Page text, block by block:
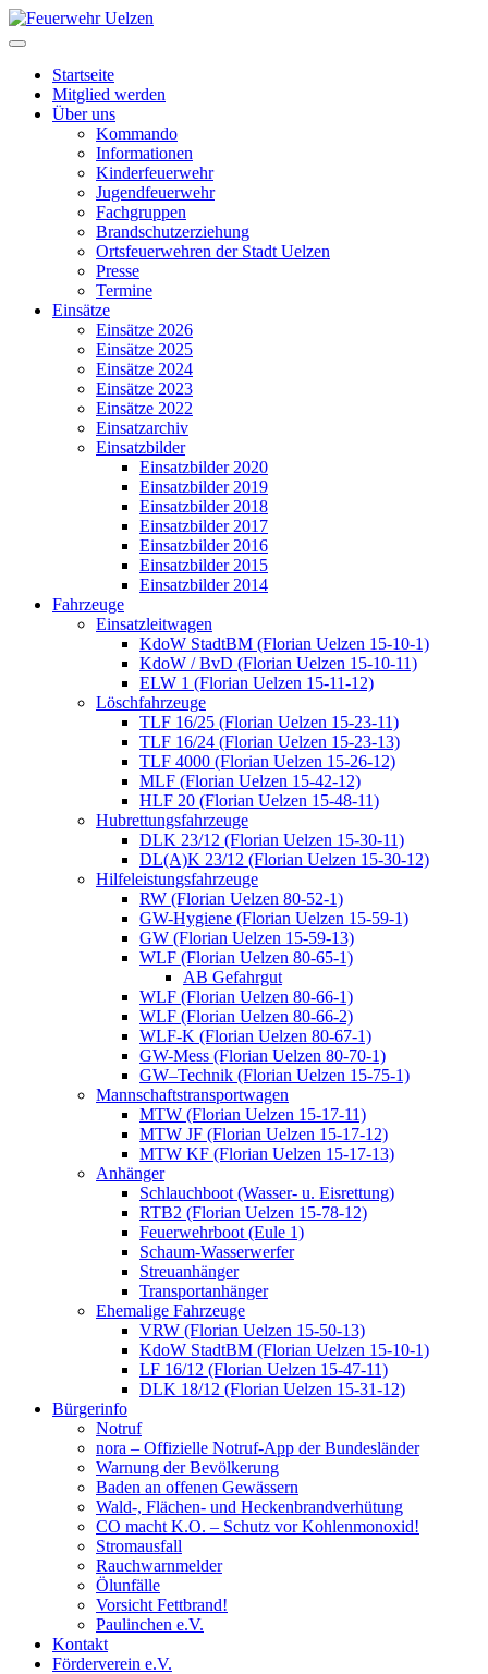
Startseite
Mitglied werden
Über uns
Kommando
Informationen
Kinderfeuerwehr
Jugendfeuerwehr
Fachgruppen
Brandschutzerziehung
Ortsfeuerwehren der Stadt Uelzen
Presse
Termine
Einsätze
Einsätze 2026
Einsätze 2025
Einsätze 2024
Einsätze 2023
Einsätze 2022
Einsatzarchiv
Einsatzbilder
Einsatzbilder 2020
Einsatzbilder 2019
Einsatzbilder 2018
Einsatzbilder 2017
Einsatzbilder 2016
Einsatzbilder 2015
Einsatzbilder 2014
Fahrzeuge
Einsatzleitwagen
KdoW StadtBM (Florian Uelzen 15-10-1)
KdoW / BvD (Florian Uelzen 15-10-11)
ELW 1 (Florian Uelzen 15-11-12)
Löschfahrzeuge
TLF 16/25 (Florian Uelzen 15-23-11)
TLF 16/24 (Florian Uelzen 15-23-13)
TLF 4000 (Florian Uelzen 15-26-12)
MLF (Florian Uelzen 15-42-12)
HLF 20 (Florian Uelzen 15-48-11)
Hubrettungsfahrzeuge
DLK 23/12 (Florian Uelzen 15-30-11)
DL(A)K 23/12 (Florian Uelzen 15-30-12)
Hilfeleistungsfahrzeuge
RW (Florian Uelzen 80-52-1)
GW-Hygiene (Florian Uelzen 15-59-1)
GW (Florian Uelzen 15-59-13)
WLF (Florian Uelzen 80-65-1)
AB Gefahrgut
WLF (Florian Uelzen 80-66-1)
WLF (Florian Uelzen 80-66-2)
WLF-K (Florian Uelzen 80-67-1)
GW-Mess (Florian Uelzen 80-70-1)
GW–Technik (Florian Uelzen 15-75-1)
Mannschaftstransportwagen
MTW (Florian Uelzen 15-17-11)
MTW JF (Florian Uelzen 15-17-12)
MTW KF (Florian Uelzen 15-17-13)
Anhänger
Schlauchboot (Wasser- u. Eisrettung)
RTB2 (Florian Uelzen 15-78-12)
Feuerwehrboot (Eule 1)
Schaum-Wasserwerfer
Streuanhänger
Transportanhänger
Ehemalige Fahrzeuge
VRW (Florian Uelzen 15-50-13)
KdoW StadtBM (Florian Uelzen 15-10-1)
LF 16/12 (Florian Uelzen 15-47-11)
DLK 18/12 (Florian Uelzen 15-31-12)
Bürgerinfo
Notruf
nora – Offizielle Notruf-App der Bundesländer
Warnung der Bevölkerung
Baden an offenen Gewässern
Wald-, Flächen- und Heckenbrandverhütung
CO macht K.O. – Schutz vor Kohlenmonoxid!
Stromausfall
Rauchwarnmelder
Ölunfälle
Vorsicht Fettbrand!
Paulinchen e.V.
Kontakt
Förderverein e.V.